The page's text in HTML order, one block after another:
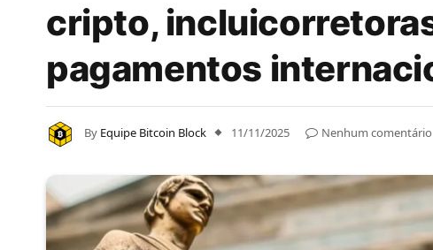
cripto,
pagamentos
By Equipe Bitcoin Block 11/11/2025 Nenhum comentário